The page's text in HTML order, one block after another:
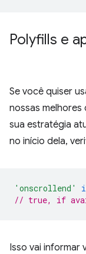
Polyfills e
Se você quiser
nossas
sua estratégia
no início dela,
'onscrollend'
// true, if
Isso vai informar